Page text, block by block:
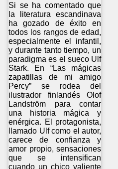
Si se ha comentado que
la literatura escandinava
ha gozado de éxito en
todos los rangos de edad,
especialmente el infantil,
y durante tanto tiempo, un
paradigma es el sueco Ulf
Stark. En “Las mágicas
zapatillas de mi amigo
Percy” se rodea del
ilustrador finlandés Olof
Landström para contar
una historia mágica y
enérgica. El protagonista,
llamado Ulf como el autor,
carece de confianza y
amor propio, sensaciones
que se intensifican
cuando un chico valiente